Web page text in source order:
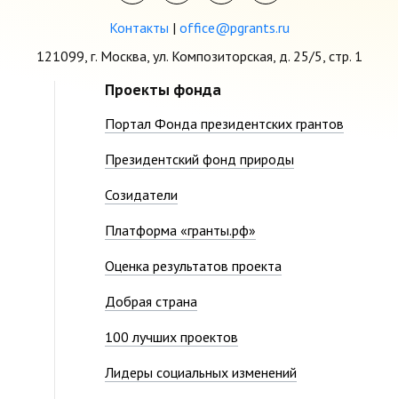
Контакты | office@pgrants.ru
121099, г. Москва, ул. Композиторская, д. 25/5, стр. 1
Проекты фонда
Портал Фонда президентских грантов
Президентский фонд природы
Созидатели
Платформа «гранты.рф»
Оценка результатов проекта
Добрая страна
100 лучших проектов
Лидеры социальных изменений